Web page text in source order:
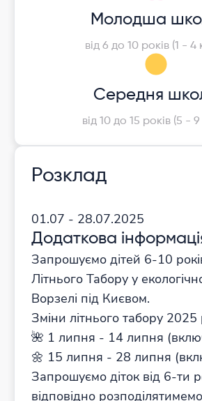
Молодша
від 6 до 10 років (1 - 4
Середня
від 10 до 15 років (5 -
Розклад
01.07 - 28.07.2025
Додаткова
Запрошуємо дітей 6-10
Літнього Табору у
Ворзелі під Києвом.
Зміни літнього табору 2025
🌺 1 липня - 14 липня
🌼 15 липня - 28 липня
Запрошуємо діток від 6-ти
відповідно